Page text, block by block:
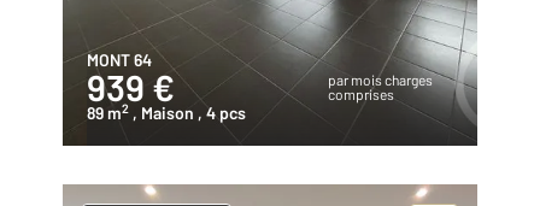
MONT 64
939 €
par mois charges
comprises
89 m2 , Maison , 4 pcs